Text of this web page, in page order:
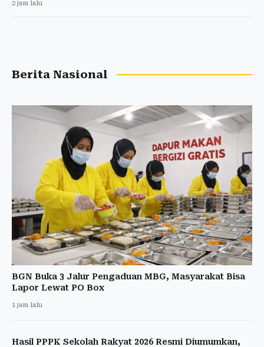
2 jam lalu
Berita Nasional
BGN Buka 3 Jalur Pengaduan MBG, Masyarakat Bisa
Lapor Lewat PO Box
1 jam lalu
Hasil PPPK Sekolah Rakyat 2026 Resmi Diumumkan,